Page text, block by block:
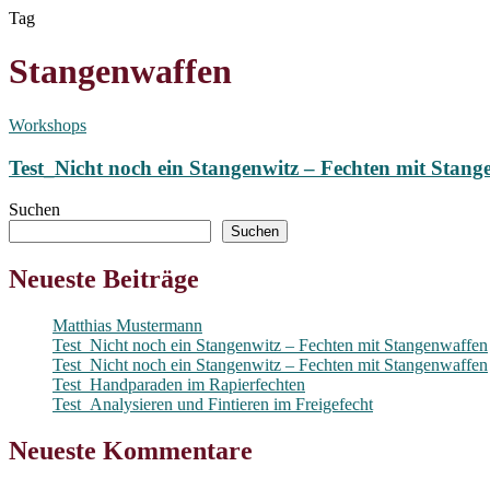
Skip
main
content
Tag
Stangenwaffen
Workshops
Test_Nicht noch ein Stangenwitz – Fechten mit
Suchen
Suchen
Neueste Beiträge
Matthias Mustermann
Test_Nicht noch ein Stangenwitz – Fechten mit Stangenwaffen
Test_Nicht noch ein Stangenwitz – Fechten mit Stangenwaffen
Test_Handparaden im Rapierfechten
Test_Analysieren und Fintieren im Freigefecht
Neueste Kommentare